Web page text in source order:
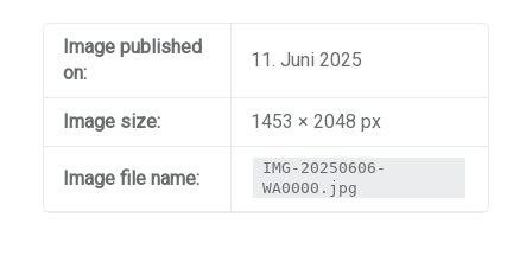
Image published
on:
11. Juni 2025
Image size: 1453 × 2048 px
Image file name:
IMG-20250606-
WA0000.jpg